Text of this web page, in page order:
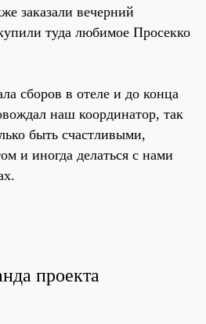
заказали вечерний
туда любимое Просекко
сборов в отеле и до конца
наш координатор, так
быть счастливыми,
и иногда делаться с нами
проекта